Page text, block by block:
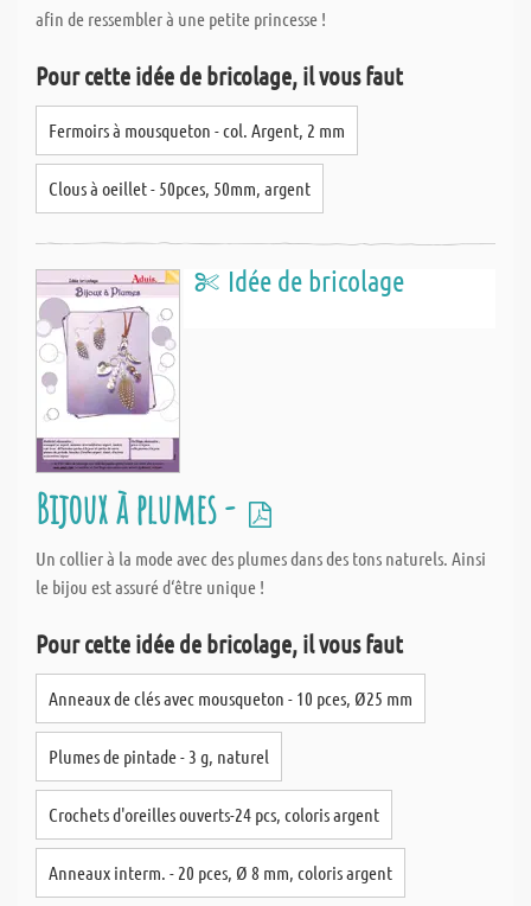
afin de ressembler à une petite princesse !
Pour cette idée de bricolage, il vous faut
Fermoirs à mousqueton - col. Argent, 2 mm
Clous à oeillet - 50pces, 50mm, argent
Idée de bricolage
Bijoux à plumes -
Un collier à la mode avec des plumes dans des tons naturels. Ainsi
le bijou est assuré d‘être unique !
Pour cette idée de bricolage, il vous faut
Anneaux de clés avec mousqueton - 10 pces, Ø25 mm
Plumes de pintade - 3 g, naturel
Crochets d'oreilles ouverts-24 pcs, coloris argent
Anneaux interm. - 20 pces, Ø 8 mm, coloris argent